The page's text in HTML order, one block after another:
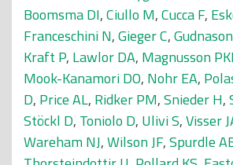
Boomsma DI,Ciullo M,Cucca F,
Franceschini N,Gieger C,
Kraft P, Lawlor DA, Magnusson
Mook-Kanamori DO, Nohr EA,
D, Price AL, Ridker PM,Snieder H,
Stöckl D, Toniolo D, Ulivi S,Visser
Wareham NJ,Wilson JF,Spurdle